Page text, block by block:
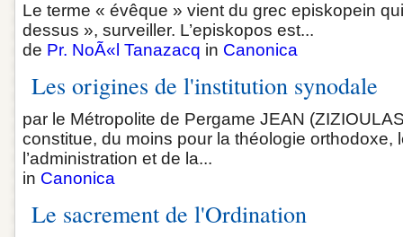
Le terme « évêque » vient du grec episkopein
dessus », surveiller. L’episkopos est...
de Pr. NoÃ«l Tanazacq in Canonica
Les origines de l'institution synodale
par le Métropolite de Pergame JEAN
constitue, du moins pour la théologie orthodoxe,
l’administration et de la...
in Canonica
Le sacrement de l'Ordination